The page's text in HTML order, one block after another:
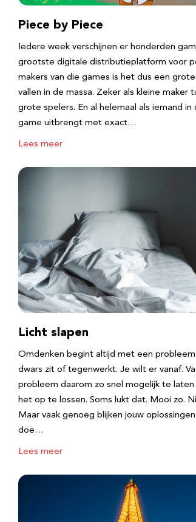
Piece by Piece
Iedere week verschijnen er honderden
grootste digitale distributieplatform voor
makers van die games is het dus een
vallen in de massa. Zeker als kleine maker
grote spelers. En al helemaal als iemand
game uitbrengt met exact…
Lees meer
Licht slapen
Omdenken begint altijd met een
dwars zit of tegenwerkt. Je wilt er vanaf.
probleem daarom zo snel mogelijk te
het op te lossen. Soms lukt dat. Mooi zo.
Maar vaak genoeg blijken jouw
doe…
Lees meer